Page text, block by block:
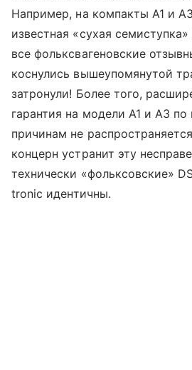
Например, на компакты A1 и
известная «сухая
все фольксвагеновские
коснулись вышеупомянутой
затронули! Более того,
гарантия на модели A1 и A3
причинам не
концерн устранит эту
технически «фольксовские»
tronic идентичны.